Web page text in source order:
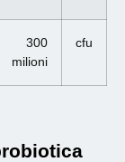
300
milioni
cfu